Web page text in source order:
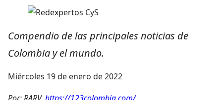
Compendio de las principales noticias de
Colombia y el mundo.
Miércoles 19 de enero de 2022